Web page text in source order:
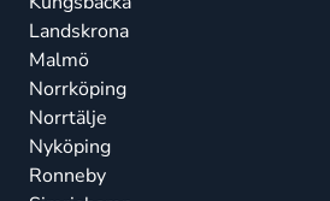
Landskrona
Malmö
Norrköping
Norrtälje
Nyköping
Ronneby